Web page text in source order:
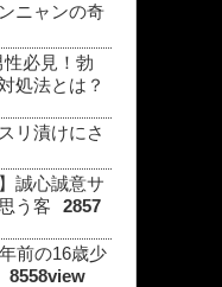
ニャンの奇
必見！勃
処法とは？
リ漬けにさ
誠心誠意サ
う客
2857
前の16歳少
8558view